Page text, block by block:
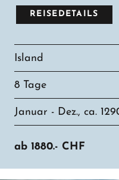
REISEDETAILS
Island
8 Tage
Januar - Dez., ca.
ab 1880.- CHF